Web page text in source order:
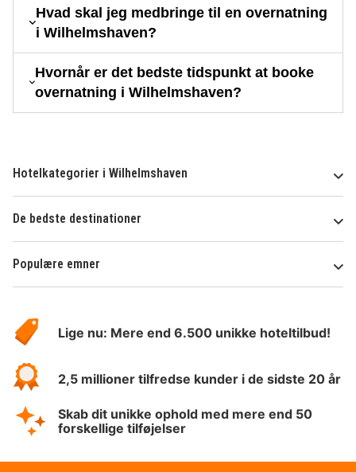
Hvad skal jeg medbringe til en overnatning
i Wilhelmshaven?
Hvornår er det bedste tidspunkt at booke
overnatning i Wilhelmshaven?
Hotelkategorier i Wilhelmshaven
De bedste destinationer
Populære emner
HotelSpecials
Lige nu: Mere end 6.500 unikke hoteltilbud!
2,5 millioner tilfredse kunder i de sidste 20 år
Skab dit unikke ophold med mere end 50
forskellige tilføjelser